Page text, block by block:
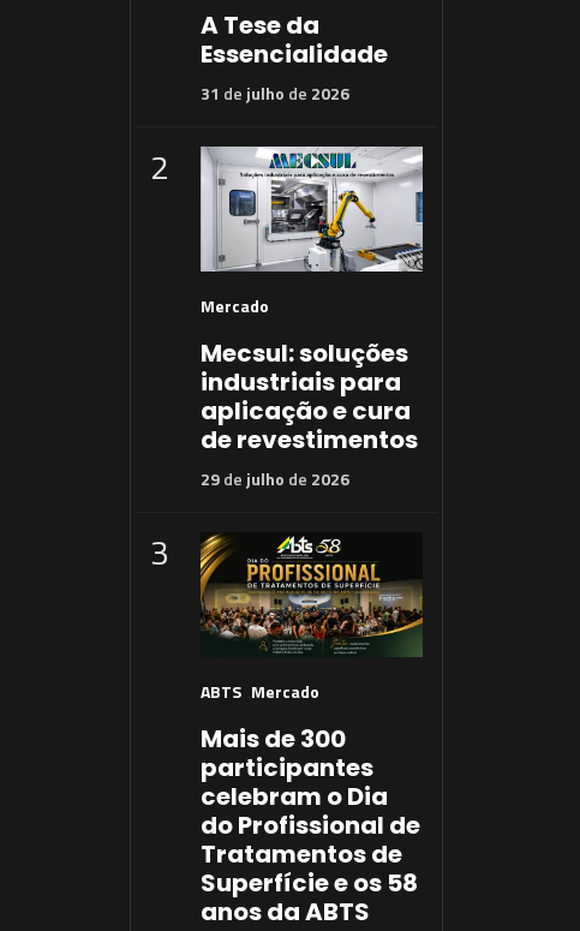
A Tese da
Essencialidade
31 de julho de 2026
2
Mercado
Mecsul: soluções
industriais para
aplicação e cura
de revestimentos
29de julho de 2026
3
ABTS Mercado
Mais de 300
participantes
celebram o Dia
do Profissional de
Tratamentos de
Superfície e os 58
anos da ABTS